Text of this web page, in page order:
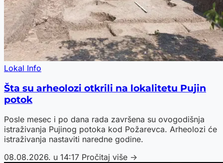
Lokal Info
Šta su arheolozi otkrili na lokalitetu Pujin
potok
Posle mesec i po dana rada završena su ovogodišnja
istraživanja Pujinog potoka kod Požarevca. Arheolozi će
istraživanja nastaviti naredne godine.
08.08.2026. u 14:17 Pročitaj više →